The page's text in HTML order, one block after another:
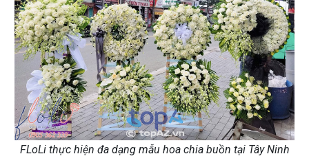
FLoLi thực hiện đa dạng mẫu hoa chia buồn tại Tây Ninh